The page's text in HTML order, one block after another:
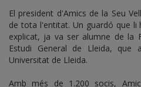
El president d'Amics de la Seu
de tota l'entitat. Un guardó que li
explicat, ja va ser alumne de la
Estudi General de Lleida, que
Universitat de Lleida.
Amb més de 1.200 socis,